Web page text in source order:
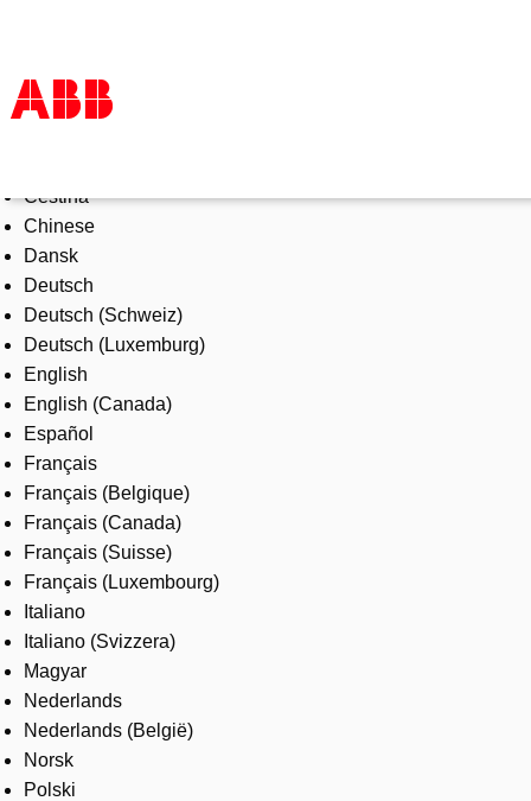
Products & Solutions
Industries
Services
About us
Where to buy
Contact us
Careers
Čeština
Chinese
Dansk
Deutsch
Deutsch (Schweiz)
Deutsch (Luxemburg)
English
English (Canada)
Español
Français
Français (Belgique)
Français (Canada)
Français (Suisse)
Français (Luxembourg)
Italiano
Italiano (Svizzera)
Magyar
Nederlands
Nederlands (België)
Norsk
Polski